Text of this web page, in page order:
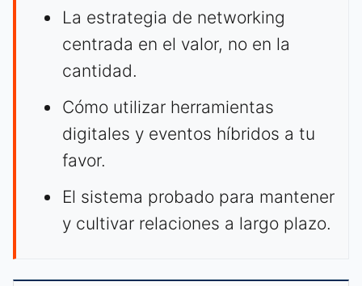
La estrategia de networking
centrada en el valor, no en la
cantidad.
Cómo utilizar herramientas
digitales y eventos híbridos a tu
favor.
El sistema probado para mantener
y cultivar relaciones a largo plazo.